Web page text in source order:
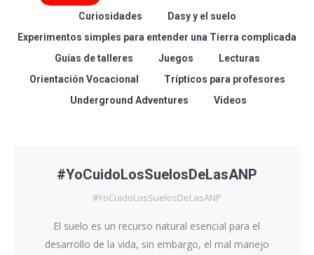
Curiosidades
Dasy y el suelo
Experimentos simples para entender una Tierra complicada
Guías de talleres
Juegos
Lecturas
Orientación Vocacional
Trípticos para profesores
Underground Adventures
Videos
#YoCuidoLosSuelosDeLasANP
#YoCuidoLosSuelosDeLasANP
El suelo es un recurso natural esencial para el
desarrollo de la vida, sin embargo, el mal manejo